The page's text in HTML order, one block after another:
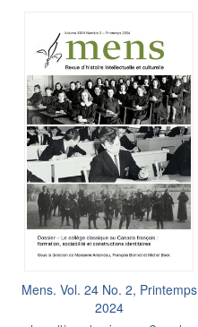
Mens. Vol. 24 No. 2, Printemps
2024